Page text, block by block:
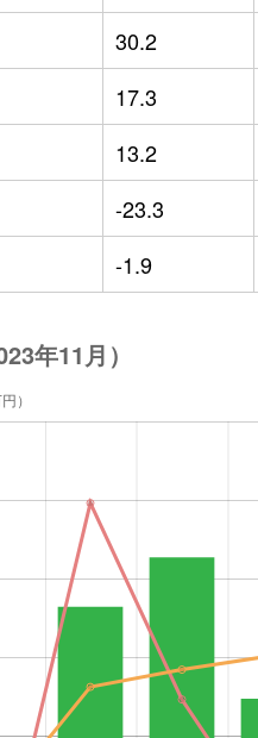
30.2
17.3
13.2
-23.3
-1.9